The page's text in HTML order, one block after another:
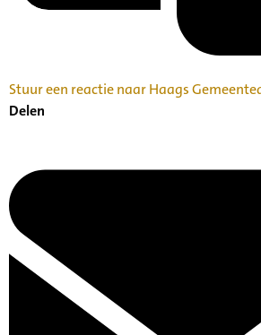
Stuur een reactie naar Haags
Delen